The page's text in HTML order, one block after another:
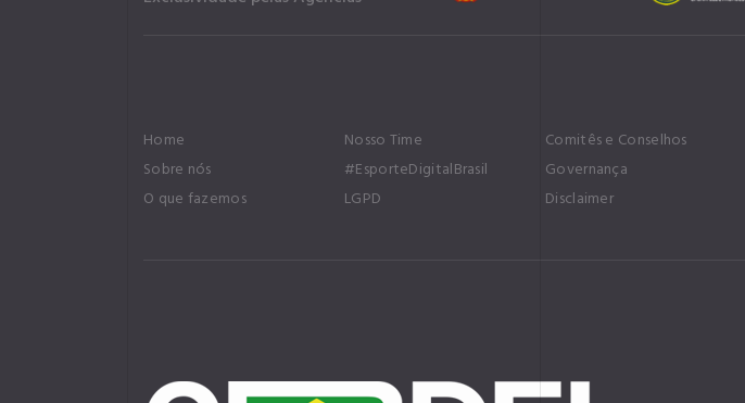
Home
Sobre nós
O que fazemos
Nosso Time
#EsporteDigitalBrasil
LGPD
Comitês e Conselhos
Governança
Disclaimer